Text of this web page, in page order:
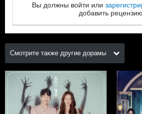
Вы должны войти или
добавить рецензию.
Смотрите также другие дорамы